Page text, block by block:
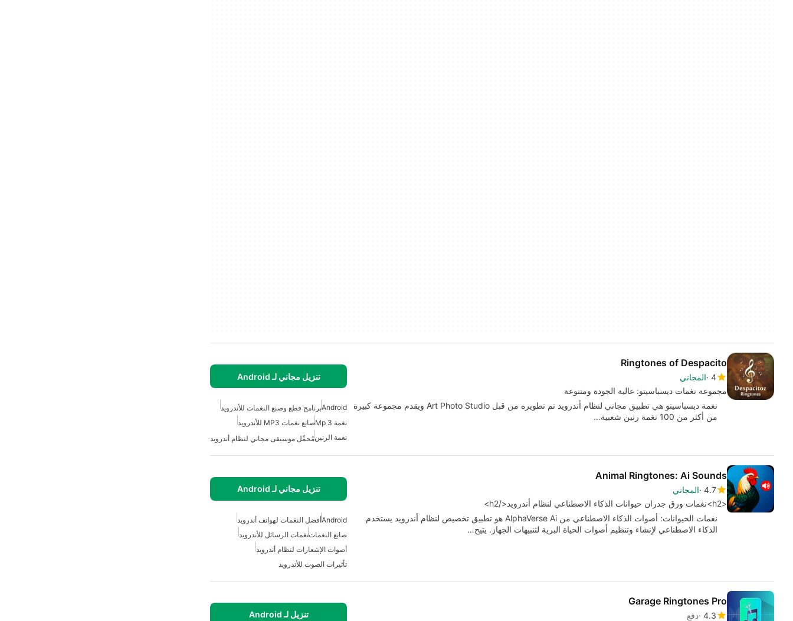
Ringtones of Despacito
4 المجاني
مجموعة نغمات ديسباسيتو: عالية الجودة ومتنوعة
تنزيل مجاني لـ Android
نغمة ديسباسيتو هي تطبيق مجاني لنظام أندرويد تم تطويره من قبل Art Photo Studio ويقدم مجموعة كبيرة
من أكثر من 100 نغمة رنين شعبية…
Androidبرنامج قطع وصنع النغمات للأندرويد
نغمة Mp 3
صانع نغمات MP3 للأندرويد
نغمة الرنينمُحمِّل موسيقى مجاني لنظام أندرويد
Animal Ringtones: Ai Sounds
4.7 المجاني
<h2>نغمات ورق جدران حيوانات الذكاء الاصطناعي لنظام أندرويد</h2>
تنزيل مجاني لـ Android
نغمات الحيوانات: أصوات الذكاء الاصطناعي من AlphaVerse Ai هو تطبيق تخصيص لنظام أندرويد يستخدم
الذكاء الاصطناعي لإنشاء وتنظيم أصوات الحياة البرية لتنبيهات الجهاز. يتيح…
Androidأفضل النغمات لهواتف أندرويد
صانع النغماتنغمات الرسائل للأندرويد
أصوات الإشعارات لنظام أندرويد
تأثيرات الصوت للأندرويد
Garage Ringtones Pro
4.3 دفع تنزيل لـ Android